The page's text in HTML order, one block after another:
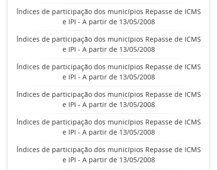
Índices de participação dos municípios Repasse de ICMS
e IPI - A partir de 13/05/2008
Índices de participação dos municípios Repasse de ICMS
e IPI - A partir de 13/05/2008
Índices de participação dos municípios Repasse de ICMS
e IPI - A partir de 13/05/2008
Índices de participação dos municípios Repasse de ICMS
e IPI - A partir de 13/05/2008
Índices de participação dos municípios Repasse de ICMS
e IPI - A partir de 13/05/2008
Índices de participação dos municípios Repasse de ICMS
e IPI - A partir de 13/05/2008